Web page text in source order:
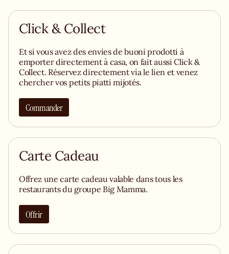
Click & Collect
Et si vous avez des envies de buoni prodotti à
emporter directement à casa, on fait aussi Click &
Collect. Réservez directement via le lien et venez
chercher vos petits piatti mijotés.
Commander
Carte Cadeau
Offrez une carte cadeau valable dans tous les
restaurants du groupe Big Mamma.
Offrir